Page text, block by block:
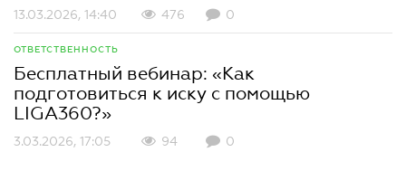
13.03.2026, 14:40 476 0
ОТВЕТСТВЕННОСТЬ
Бесплатный вебинар: «Как
подготовиться к иску с помощью
LIGA360?»
3.03.2026, 17:05 94 0